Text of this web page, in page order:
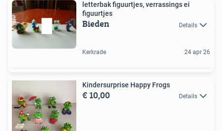
letterbak figuurtjes, verrassings ei
figuurtjes
Bieden Details
Kerkrade 24 apr 26
Kindersurprise Happy Frogs
€ 10,00 Details